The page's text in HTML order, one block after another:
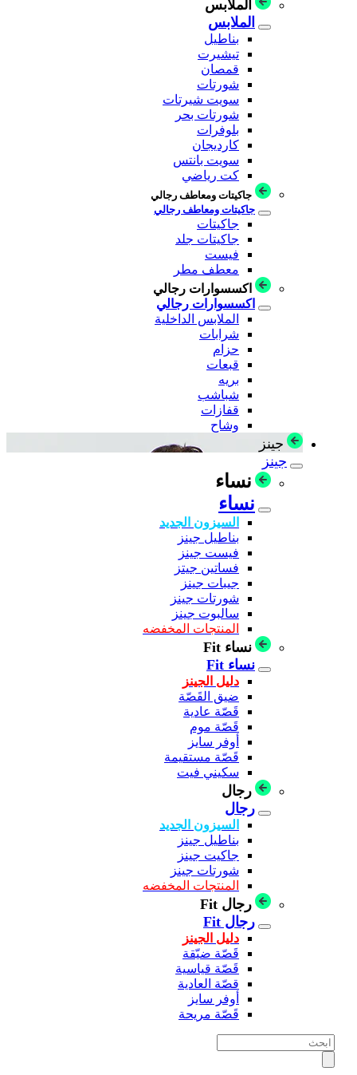
الملابس
الملابس
بناطيل
تيشيرت
قمصان
شورتات
سويت شيرتات
شورتات بحر
بلوفرات
كارديجان
سويت بانتس
كت رياضي
جاكيتات ومعاطف رجالي
جاكيتات ومعاطف رجالي
جاكيتات
جاكيتات جلد
فيست
معطف مطر
اكسسوارات رجالي
اكسسوارات رجالي
الملابس الداخلية
شرابات
حزام
قبعات
بريه
شباشب
قفازات
وشاح
جينز
جينز
نساء
نساء
السيزون الجديد
بناطيل جينز
فيست جينز
فساتين جيتز
جيبات جينز
شورتات جينز
سالبوت جينز
المنتجات المخفضه
نساء Fit
نساء Fit
دليل الجينز
ضيق القَصّة
قَصّة عادية
قَصّة موم
أوفر سايز
قَصّة مستقيمة
سكيني فيت
رجال
رجال
السيزون الجديد
بناطيل جينز
جاكيت جينز
شورتات جينز
المنتجات المخفضه
رجال Fit
رجال Fit
دليل الجينز
قَصّة ضيّقة
قَصّة قياسية
قصّة العادية
أوفر سايز
قَصّة مريحة